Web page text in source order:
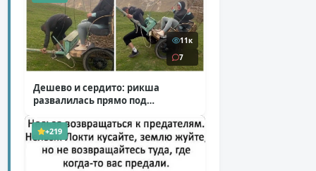
11к
7
Дешево и сердито: рикша
развалилась прямо под
+219